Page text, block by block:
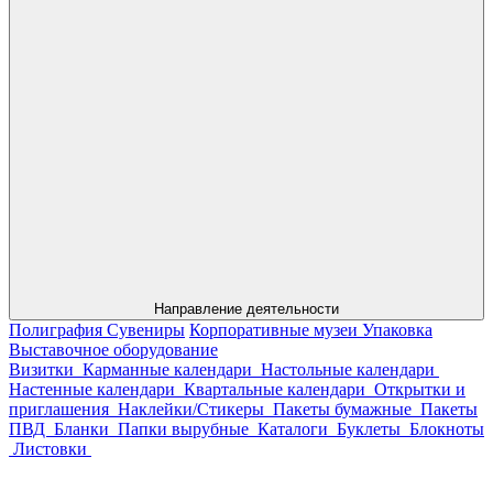
Направление деятельности
Полиграфия Сувениры Корпоративные музеи Упаковка
Выставочное оборудование
Визитки Карманные календари Настольные календари
Настенные календари Квартальные календари Открытки и
приглашения Наклейки/Стикеры Пакеты бумажные Пакеты
ПВД Бланки Папки вырубные Каталоги Буклеты Блокноты
Листовки